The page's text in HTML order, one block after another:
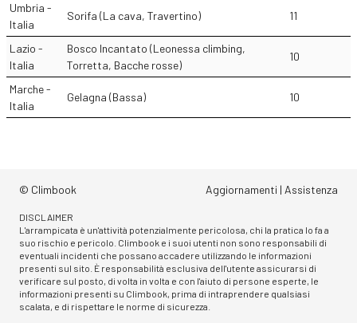
Umbria -
Italia
Sorifa (La cava, Travertino) 11
Lazio -
Italia
Bosco Incantato (Leonessa climbing,
Torretta, Bacche rosse)
10
Marche -
Italia
Gelagna (Bassa) 10
© Climbook Aggiornamenti | Assistenza
DISCLAIMER
L'arrampicata è un'attività potenzialmente pericolosa, chi la pratica lo fa a
suo rischio e pericolo. Climbook e i suoi utenti non sono responsabili di
eventuali incidenti che possano accadere utilizzando le informazioni
presenti sul sito. È responsabilità esclusiva dell'utente assicurarsi di
verificare sul posto, di volta in volta e con l'aiuto di persone esperte, le
informazioni presenti su Climbook, prima di intraprendere qualsiasi
scalata, e di rispettare le norme di sicurezza.